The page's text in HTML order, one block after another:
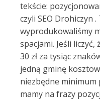
tekście:
czyli SEO Drohiczyn
wyprodukowaliśmy
spacjami. Jeśli
30 zł za tysiąc
jedną gminę
niezbędne
mamy na frazy